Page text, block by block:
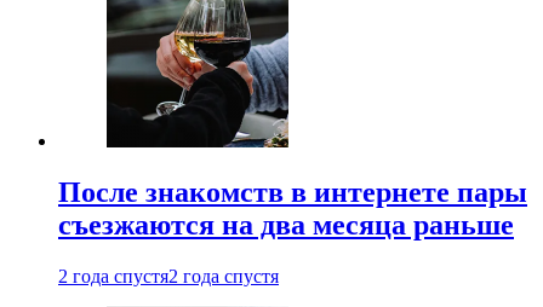
После знакомств в интернете пары
съезжаются на два месяца раньше
2 года спустя2 года спустя